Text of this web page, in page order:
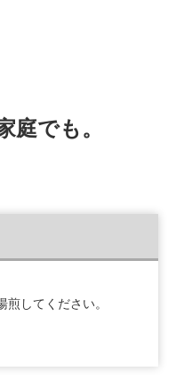
庭でも。
してください。